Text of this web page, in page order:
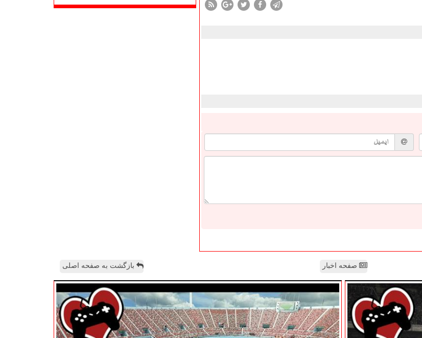
صفحه اخبار بازگشت به صفحه اصلی